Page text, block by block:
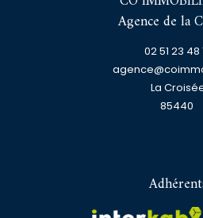
Agence de la
02 51 23 48
La
85440